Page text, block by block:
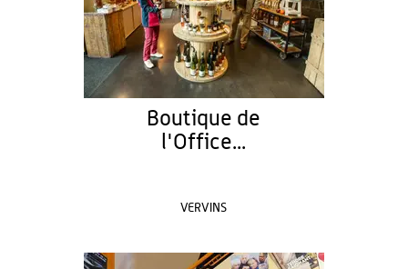
Boutique de
l'Office...
VERVINS